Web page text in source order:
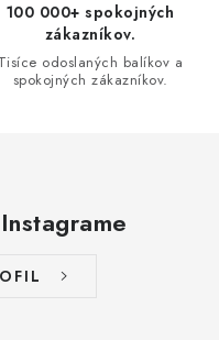
100 000+ spokojných
zákazníkov.
Tisíce odoslaných balíkov a
spokojných zákazníkov.